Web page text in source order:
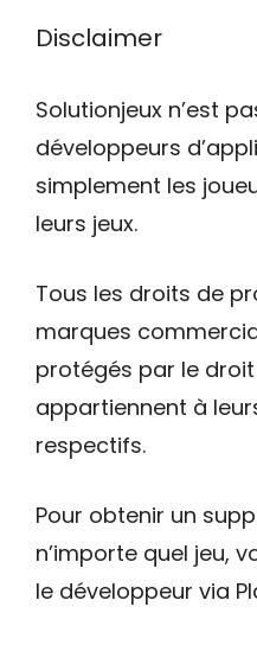
Disclaimer
Solutionjeux n’est
développeurs
simplement les
leurs jeux.
Tous les droits de
marques
protégés par le droit
appartiennent à
respectifs.
Pour obtenir un
n’importe quel jeu,
le développeur via